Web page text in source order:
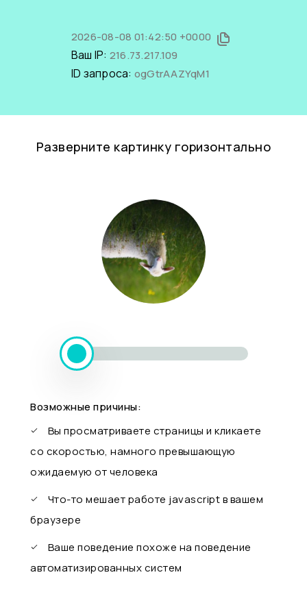
2026-08-08 01:42:50 +0000
Ваш IP: 216.73.217.109
ID запроса: ogGtrAAZYqM1
Разверните картинку горизонтально
Возможные причины:
Вы просматриваете страницы и кликаете
со скоростью, намного превышающую
ожидаемую от человека
Что-то мешает работе javascript в вашем
браузере
Ваше поведение похоже на поведение
автоматизированных систем